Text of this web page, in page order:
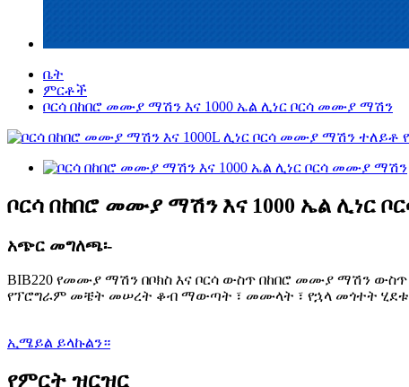
ቤት
ምርቶች
ቦርሳ በከበሮ መሙያ ማሽን እና 1000 ኤል ሊነር ቦርሳ መሙያ ማሽን
ቦርሳ በከበሮ መሙያ ማሽን እና 1000 ኤል ሊነር
አጭር መግለጫ፡-
BIB220 የመሙያ ማሽን በቦክስ እና ቦርሳ ውስጥ በከበሮ መሙያ ማሽን ውስጥ
የፕሮግራም መቼት መሠረት ቆብ ማውጣት ፣ መሙላት ፣ የኋላ መጎተት
ኢሜይል ይላኩልን።
የምርት ዝርዝር